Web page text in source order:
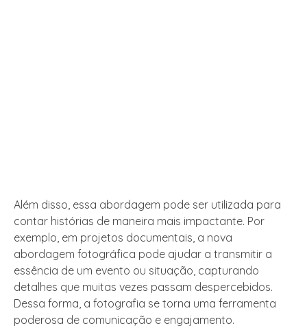
Além disso, essa abordagem pode ser utilizada para
contar histórias de maneira mais impactante. Por
exemplo, em projetos documentais, a nova
abordagem fotográfica pode ajudar a transmitir a
essência de um evento ou situação, capturando
detalhes que muitas vezes passam despercebidos.
Dessa forma, a fotografia se torna uma ferramenta
poderosa de comunicação e engajamento.